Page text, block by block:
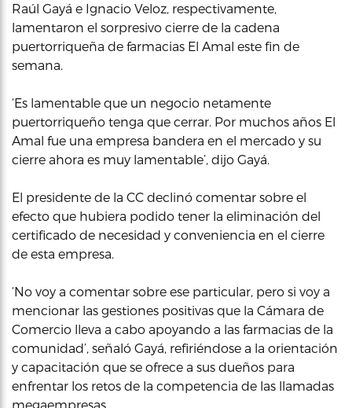
Raúl Gayá e Ignacio Veloz, respectivamente,
lamentaron el sorpresivo cierre de la cadena
puertorriqueña de farmacias El Amal este fin de
semana.
‘Es lamentable que un negocio netamente
puertorriqueño tenga que cerrar. Por muchos años El
Amal fue una empresa bandera en el mercado y su
cierre ahora es muy lamentable’, dijo Gayá.
El presidente de la CC declinó comentar sobre el
efecto que hubiera podido tener la eliminación del
certificado de necesidad y conveniencia en el cierre
de esta empresa.
‘No voy a comentar sobre ese particular, pero si voy a
mencionar las gestiones positivas que la Cámara de
Comercio lleva a cabo apoyando a las farmacias de la
comunidad’, señaló Gayá, refiriéndose a la orientación
y capacitación que se ofrece a sus dueños para
enfrentar los retos de la competencia de las llamadas
megaempresas.